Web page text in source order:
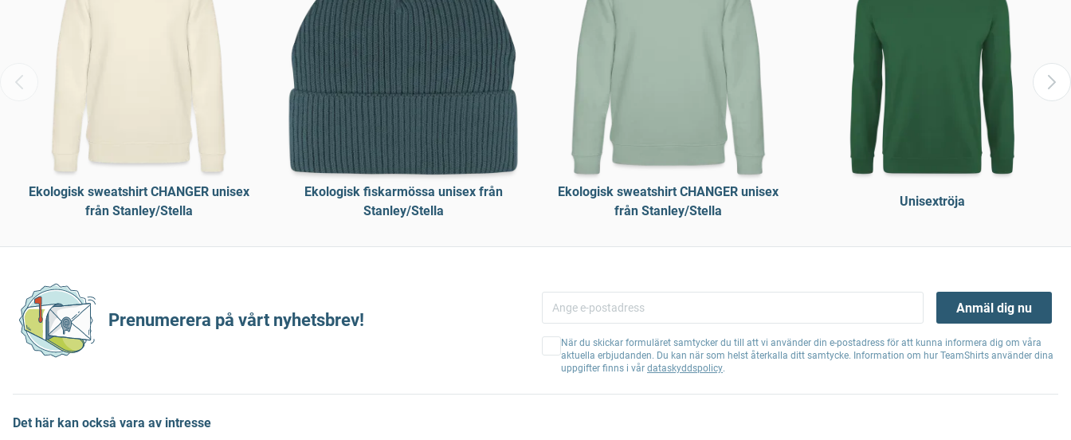
Ekologisk sweatshirt CHANGER unisex
från Stanley/Stella
Ekologisk fiskarmössa unisex från
Stanley/Stella
Ekologisk sweatshirt CHANGER unisex
från Stanley/Stella
Unisextröja
Prenumerera på vårt nyhetsbrev!
Anmäl dig nu
När du skickar formuläret samtycker du till att vi använder din e-postadress för att kunna informera dig om våra
aktuella erbjudanden. Du kan när som helst återkalla ditt samtycke. Information om hur TeamShirts använder dina
uppgifter finns i vår dataskyddspolicy.
Det här kan också vara av intresse